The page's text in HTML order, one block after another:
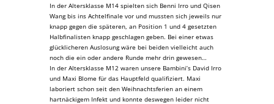
In der Altersklasse M14 spielten sich Benni Irro und Qisen
Wang bis ins Achtelfinale vor und mussten sich jeweils nur
knapp gegen die späteren, an Position 1 und 4 gesetzten
Halbfinalisten knapp geschlagen geben. Bei einer etwas
glücklicheren Auslosung wäre bei beiden vielleicht auch
noch die ein oder andere Runde mehr drin gewesen…
In der Altersklasse M12 waren unsere Bambini’s David Irro
und Maxi Blome für das Hauptfeld qualifiziert. Maxi
laboriert schon seit den Weihnachtsferien an einem
hartnäckigem Infekt und konnte deswegen leider nicht